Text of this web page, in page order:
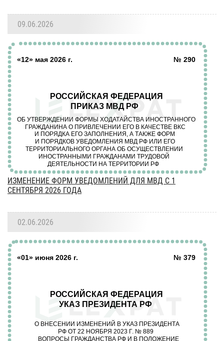
09.06.2026
ИЗМЕНЕНИЕ ФОРМ УВЕДОМЛЕНИЙ ДЛЯ МВД С 1
СЕНТЯБРЯ 2026 ГОДА
02.06.2026